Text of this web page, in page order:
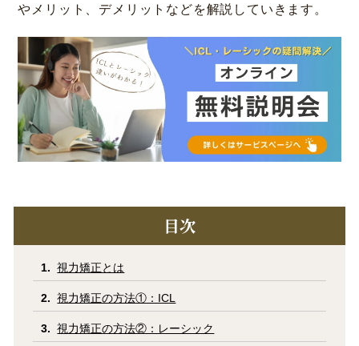
報道・メディア出演
ホーム
採用情報
サイトマップ プライバシーポリシー
手術キャンセルポリシー
やメリット、デメリットなどを解説していきます。
目次
視力矯正とは
視力矯正の方法①：ICL
視力矯正の方法②：レーシック